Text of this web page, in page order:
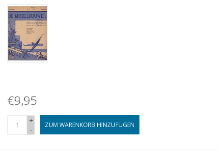
€9,95
+
-
ZUM WARENKORB HINZUFÜGEN